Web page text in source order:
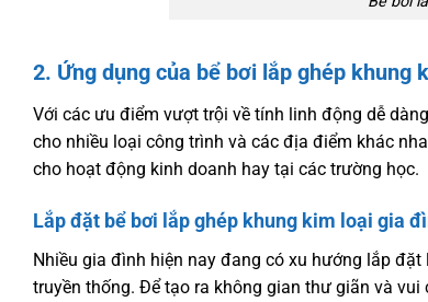
2. Ứng dụng của bể bơi lắp ghép khung
Với các ưu điểm vượt trội về tính linh động dễ
cho nhiều loại công trình và các địa điểm khác
cho hoạt động kinh doanh hay tại các trường học.
Lắp đặt bể bơi lắp ghép khung kim loại gia
Nhiều gia đình hiện nay đang có xu hướng lắp
truyền thống. Để tạo ra không gian thư giãn và